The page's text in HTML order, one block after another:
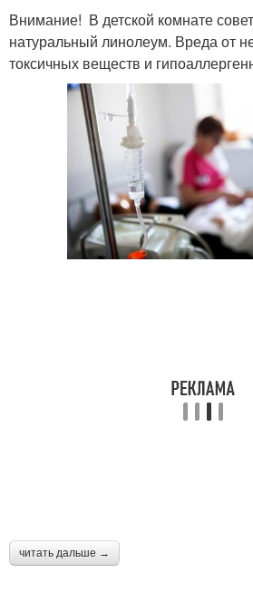
Внимание! В детской комнате
натуральный линолеум. Вреда от
токсичных веществ и
читать дальше →